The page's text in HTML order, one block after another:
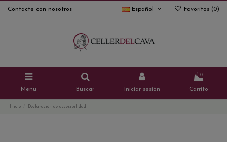
Contacte con nosotros Español Favoritos (0)
Menu Buscar Iniciar sesión
0
Carrito
Inicio Declaración de accesibilidad